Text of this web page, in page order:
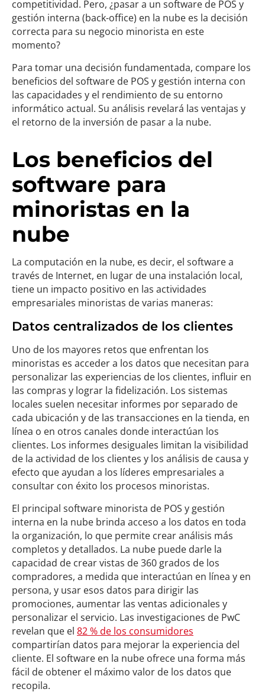
competitividad. Pero, ¿pasar a un software de POS y
gestión interna (back-office) en la nube es la decisión
correcta para su negocio minorista en este
momento?
Para tomar una decisión fundamentada, compare los
beneficios del software de POS y gestión interna con
las capacidades y el rendimiento de su entorno
informático actual. Su análisis revelará las ventajas y
el retorno de la inversión de pasar a la nube.
Los beneficios del
software para
minoristas en la
nube
La computación en la nube, es decir, el software a
través de Internet, en lugar de una instalación local,
tiene un impacto positivo en las actividades
empresariales minoristas de varias maneras:
Datos centralizados de los clientes
Uno de los mayores retos que enfrentan los
minoristas es acceder a los datos que necesitan para
personalizar las experiencias de los clientes, influir en
las compras y lograr la fidelización. Los sistemas
locales suelen necesitar informes por separado de
cada ubicación y de las transacciones en la tienda, en
línea o en otros canales donde interactúan los
clientes. Los informes desiguales limitan la visibilidad
de la actividad de los clientes y los análisis de causa y
efecto que ayudan a los líderes empresariales a
consultar con éxito los procesos minoristas.
El principal software minorista de POS y gestión
interna en la nube brinda acceso a los datos en toda
la organización, lo que permite crear análisis más
completos y detallados. La nube puede darle la
capacidad de crear vistas de 360 grados de los
compradores, a medida que interactúan en línea y en
persona, y usar esos datos para dirigir las
promociones, aumentar las ventas adicionales y
personalizar el servicio. Las investigaciones de PwC
revelan que el 82 % de los consumidores
compartirían datos para mejorar la experiencia del
cliente. El software en la nube ofrece una forma más
fácil de obtener el máximo valor de los datos que
recopila.